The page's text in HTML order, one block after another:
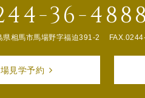
36-4888
相馬市馬場野字福迫391-2
見学予約